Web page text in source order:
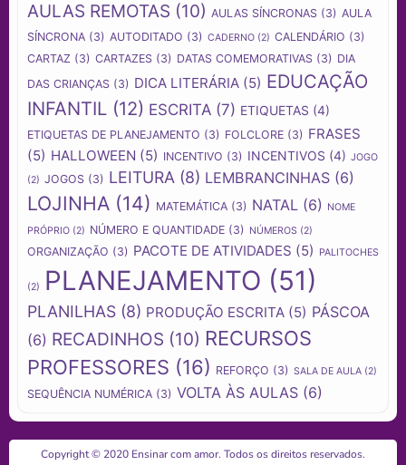
AULAS REMOTAS (10) AULAS SÍNCRONAS (3) AULA
SÍNCRONA (3) AUTODITADO (3) CADERNO (2) CALENDÁRIO (3)
CARTAZ (3) CARTAZES (3) DATAS COMEMORATIVAS (3) DIA
DAS CRIANÇAS (3) DICA LITERÁRIA (5) EDUCAÇÃO
INFANTIL (12) ESCRITA (7) ETIQUETAS (4)
ETIQUETAS DE PLANEJAMENTO (3) FOLCLORE (3) FRASES
(5) HALLOWEEN (5) INCENTIVO (3) INCENTIVOS (4) JOGO
(2) JOGOS (3) LEITURA (8) LEMBRANCINHAS (6)
LOJINHA (14) MATEMÁTICA (3) NATAL (6)
NOME
PRÓPRIO (2) NÚMERO E QUANTIDADE (3) NÚMEROS (2)
ORGANIZAÇÃO (3) PACOTE DE ATIVIDADES (5) PALITOCHES
(2) PLANEJAMENTO (51)
PLANILHAS (8) PRODUÇÃO ESCRITA (5) PÁSCOA
(6) RECADINHOS (10) RECURSOS
PROFESSORES (16) REFORÇO (3) SALA DE AULA (2)
SEQUÊNCIA NUMÉRICA (3) VOLTA ÀS AULAS (6)
Copyright © 2020 Ensinar com amor. Todos os direitos reservados.